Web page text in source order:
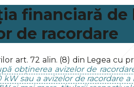
financiară
de racordare
art. 72 alin. (8) din Legea cu
obținerea avizelor de
sau a avizelor de racordare